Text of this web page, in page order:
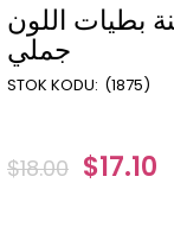
بطيات اللون
جملي
(1875)
$18.00 $17.10